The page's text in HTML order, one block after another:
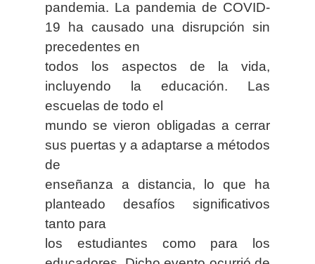
pandemia. La pandemia de COVID-
19 ha causado una disrupción sin
precedentes en
todos los aspectos de la vida,
incluyendo la educación. Las
escuelas de todo el
mundo se vieron obligadas a cerrar
sus puertas y a adaptarse a métodos
de
enseñanza a distancia, lo que ha
planteado desafíos significativos
tanto para
los estudiantes como para los